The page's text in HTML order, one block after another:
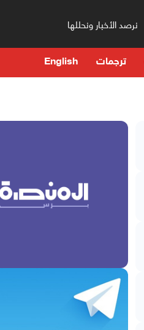
نرصد الأخبار ونحللها
ترجمات English